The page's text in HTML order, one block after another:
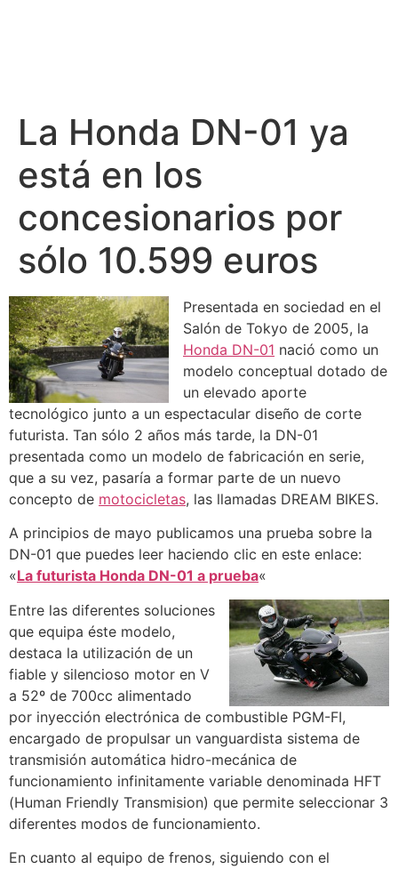
La Honda DN-01 ya
está en los
concesionarios por
sólo 10.599 euros
Presentada en sociedad en el
Salón de Tokyo de 2005, la
Honda DN-01 nació como un
modelo conceptual dotado de
un elevado aporte
tecnológico junto a un espectacular diseño de corte
futurista. Tan sólo 2 años más tarde, la DN-01
presentada como un modelo de fabricación en serie,
que a su vez, pasaría a formar parte de un nuevo
concepto de motocicletas, las llamadas DREAM BIKES.
A principios de mayo publicamos una prueba sobre la
DN-01 que puedes leer haciendo clic en este enlace:
«La futurista Honda DN-01 a prueba«
Entre las diferentes soluciones
que equipa éste modelo,
destaca la utilización de un
fiable y silencioso motor en V
a 52º de 700cc alimentado
por inyección electrónica de combustible PGM-FI,
encargado de propulsar un vanguardista sistema de
transmisión automática hidro-mecánica de
funcionamiento infinitamente variable denominada HFT
(Human Friendly Transmision) que permite seleccionar 3
diferentes modos de funcionamiento.
En cuanto al equipo de frenos, siguiendo con el